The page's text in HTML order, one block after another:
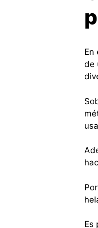
En
de
Es